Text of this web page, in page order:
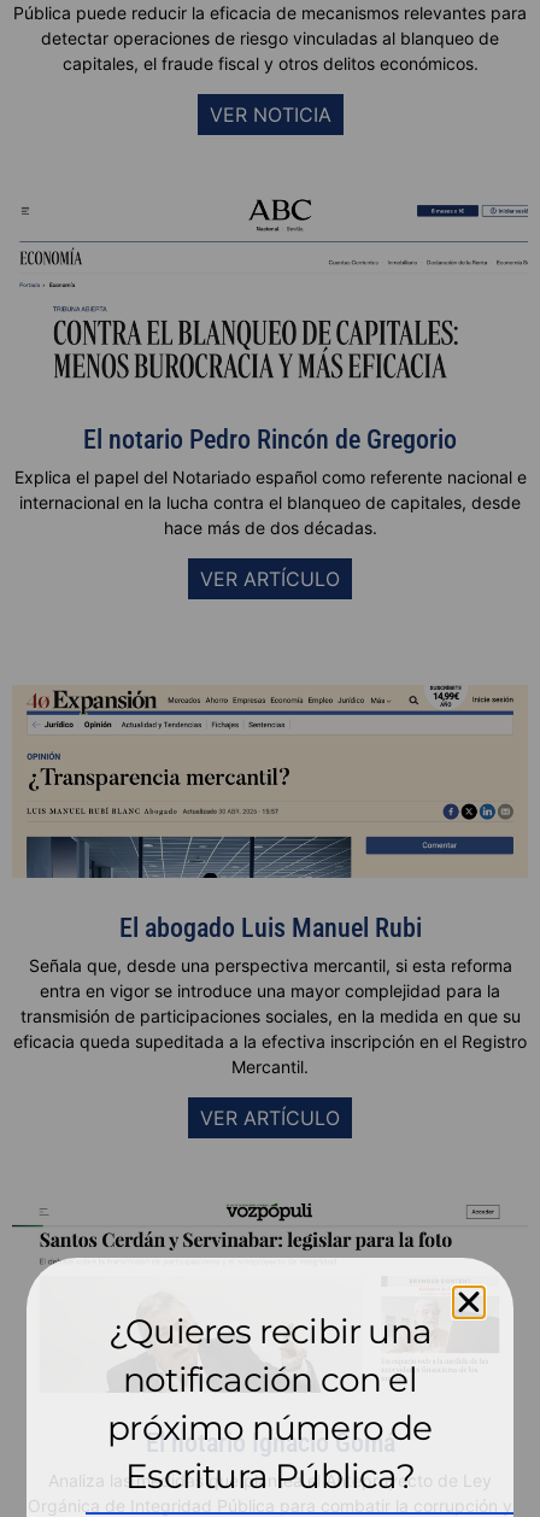
Pública puede reducir la eficacia de mecanismos relevantes para
detectar operaciones de riesgo vinculadas al blanqueo de
capitales, el fraude fiscal y otros delitos económicos.
VER NOTICIA
El notario Pedro Rincón de Gregorio
Explica el papel del Notariado español como referente nacional e
internacional en la lucha contra el blanqueo de capitales, desde
hace más de dos décadas.
VER ARTÍCULO
El abogado Luis Manuel Rubi
Señala que, desde una perspectiva mercantil, si esta reforma
entra en vigor se introduce una mayor complejidad para la
transmisión de participaciones sociales, en la medida en que su
eficacia queda supeditada a la efectiva inscripción en el Registro
Mercantil.
VER ARTÍCULO
El notario Ignacio Gomá
Analiza las medidas que plantea el Anteproyecto de Ley
Orgánica de Integridad Pública para combatir la corrupción y
¿Quieres recibir una
notificación con el
próximo número de
Escritura Pública?